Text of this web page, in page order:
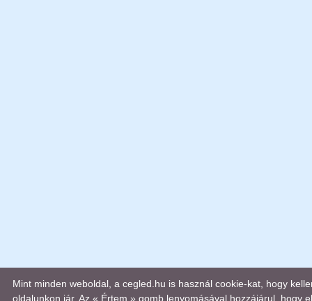
Mint minden weboldal, a cegled.hu is használ cookie-kat, hogy
oldalunkon jár. Az « Értem » gomb lenyomásával hozzájárul, hogy